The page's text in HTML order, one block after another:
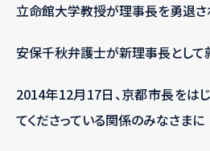
立命館大学教授が理事長を勇退さ
安保千秋弁護士が新理事長として
2014年12月17日、京都市長をは
てくださっている関係のみなさまに